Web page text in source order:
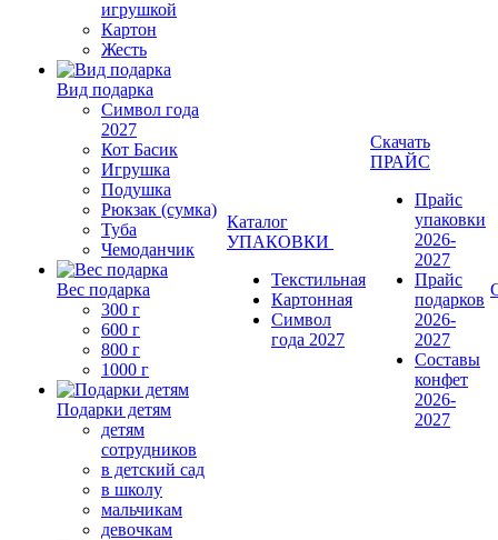
игрушкой
Картон
Жесть
Вид подарка
Символ года
2027
Кот Басик
Игрушка
Подушка
Рюкзак (сумка)
Туба
Чемоданчик
Вес подарка
300 г
600 г
800 г
1000 г
Подарки детям
детям
сотрудников
в детский сад
в школу
мальчикам
девочкам
Каталог
УПАКОВКИ
Текстильная
Картонная
Символ
года 2027
Скачать
ПРАЙС
Прайс
упаковки
2026-
2027
Прайс
подарков
2026-
2027
Составы
конфет
2026-
2027